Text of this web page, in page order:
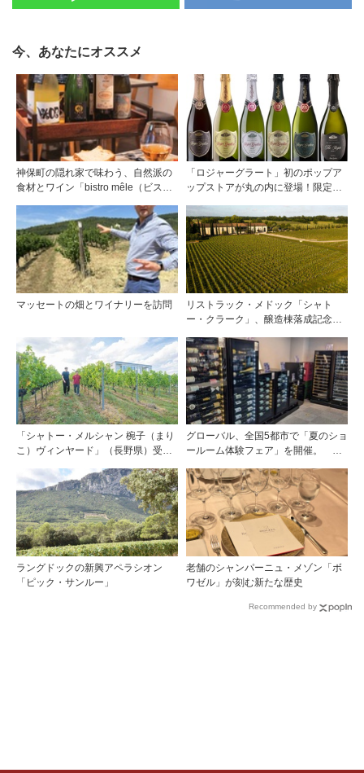
今、あなたにオススメ
神保町の隠れ家で味わう、自然派の
食材とワイン「bistro mêle（ビスト
「ロジャーグラート」初のポップア
ップストアが丸の内に登場！限定キ
マッセートの畑とワイナリーを訪問
リストラック・メドック「シャト
ー・クラーク」、醸造棟落成記念夕
「シャトー・メルシャン 椀子（まり
こ）ヴィンヤード」（長野県）受け
の魅力
グローバル、全国5都市で「夏のショ
ールーム体験フェア」を開催。 ワ
験！！
ラングドックの新興アペラシオン
「ピック・サンルー」
老舗のシャンパーニュ・メゾン「ボ
ワゼル」が刻む新たな歴史
Recommended by